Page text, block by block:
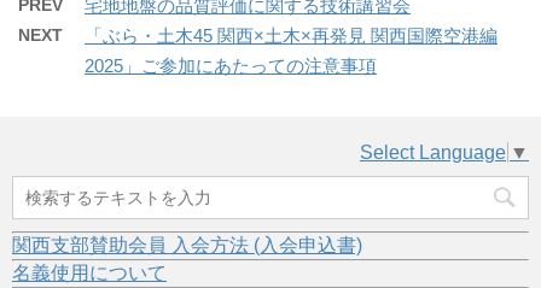
PREV 宅地地盤の品質評価に関する技術講習会
NEXT
「ぶら・土木45 関西×土木×再発見 関西国際空港編
2025」ご参加にあたっての注意事項
Select Language ▼
関西支部賛助会員 入会方法 (入会申込書)
名義使用について